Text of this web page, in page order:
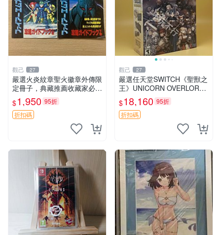
觀己 27
嚴選火炎紋章聖火徽章外傳限
定冊子，典藏推薦收藏家必入
火炎紋章 國畫 徽章 外傳 限
量冊
$1,950 95折
折扣碼
觀己 27
嚴選任天堂SWITCH《聖獸之
王》UNICORN OVERLORD
遊戲，新品未拆盒，適合收藏
聖獸之王 Unicorn Overlord N
intend
$18,160 95折
折扣碼